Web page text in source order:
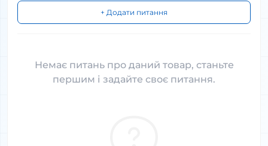
+ Додати питання
Немає питань про даний товар, станьте
першим і задайте своє питання.